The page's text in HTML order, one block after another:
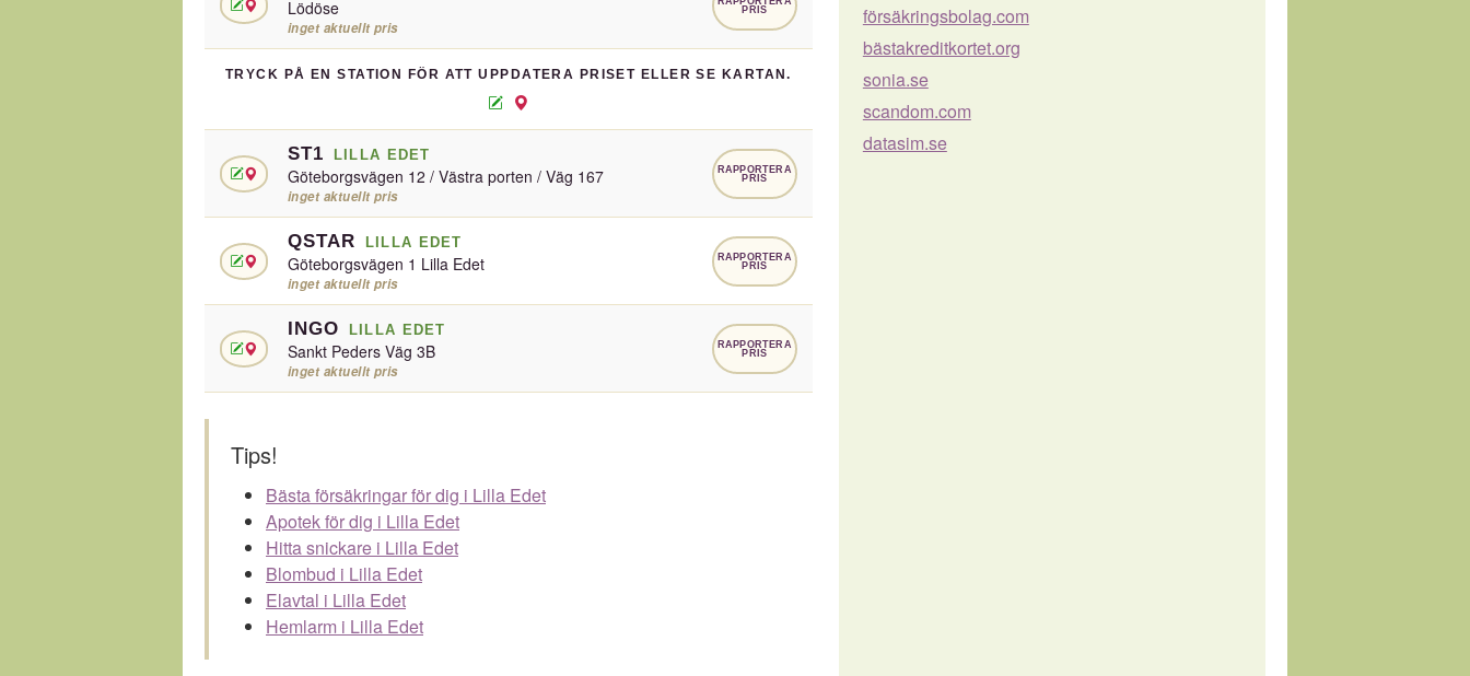
Lödöse
inget aktuellt pris
PRIS
TRYCK PÅ EN STATION FÖR ATT UPPDATERA PRISET ELLER SE KARTAN.
ST1 LILLA EDET
Göteborgsvägen 12 / Västra porten / Väg 167
inget aktuellt pris
RAPPORTERA
PRIS
QSTAR LILLA EDET
Göteborgsvägen 1 Lilla Edet
inget aktuellt pris
RAPPORTERA
PRIS
INGO LILLA EDET
Sankt Peders Väg 3B
inget aktuellt pris
RAPPORTERA
PRIS
Tips!
Bästa försäkringar för dig i Lilla Edet
Apotek för dig i Lilla Edet
Hitta snickare i Lilla Edet
Blombud i Lilla Edet
Elavtal i Lilla Edet
Hemlarm i Lilla Edet
försäkringsbolag.com
bästakreditkortet.org
sonia.se
scandom.com
datasim.se